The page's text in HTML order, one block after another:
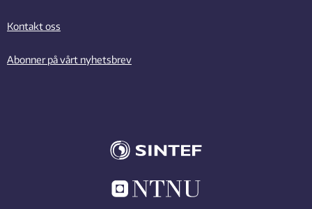
Kontakt oss
Abonner på vårt nyhetsbrev